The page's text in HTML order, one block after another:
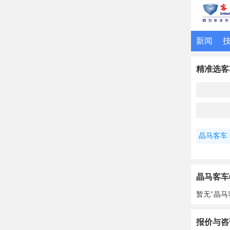
新闻
精准选
晶马客车
晶马客
暂无"晶马
报价与